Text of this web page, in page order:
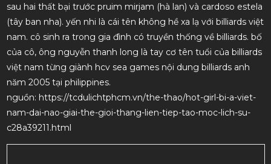
sau hai thất bại trước pruim mirjam (hà lan) và cardoso estela
(tây ban nha). yến nhi là cái tên không hề xa lạ với billiards việt
nam. cô sinh ra trong gia đình có truyền thống về billiards. bố
của cô, ông nguyễn thanh long là tay cơ tên tuổi của billiards
việt nam từng giành hcv sea games nội dung billiards anh
năm 2005 tại philippines.
nguồn: https://tcdulichtphcm.vn/the-thao/hot-girl-bi-a-viet-
nam-dai-nao-giai-the-gioi-thang-lien-tiep-tao-moc-lich-su-
c28a39211.html